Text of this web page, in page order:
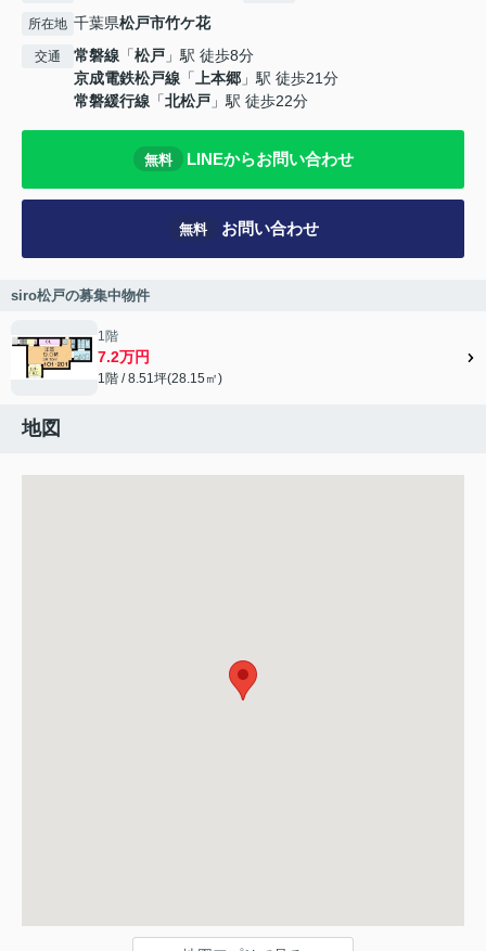
所在地 千葉県松戸市竹ケ花
交通 常磐線 「松戸 」駅 徒歩8分
京成電鉄松戸線 「 上本郷 」駅 徒歩21分
常磐緩行線 「北松戸 」駅 徒歩22分
無料 LINEからお問い合わせ
無料 お問い合わせ
siro松戸の募集中物件
1階
7.2万円
1階 / 8.51坪(28.15㎡)
地図